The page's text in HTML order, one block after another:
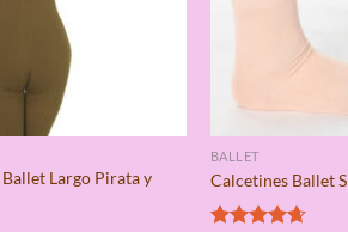
Largo Pirata y
BALLET
Calcetines Ballet